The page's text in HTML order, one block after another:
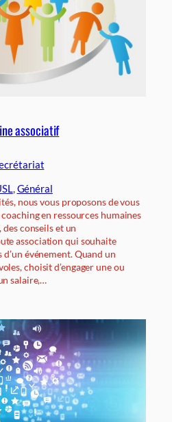
associatif
, Général
nous vous proposons de vous
en ressources humaines
conseils et un
association qui souhaite
événement. Quand un
choisit d’engager une ou
salaire,…